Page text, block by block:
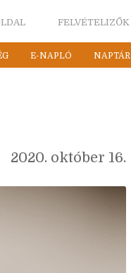
FELVÉTELIZŐK
E-NAPLÓ NAPTÁR
2020. október 16.